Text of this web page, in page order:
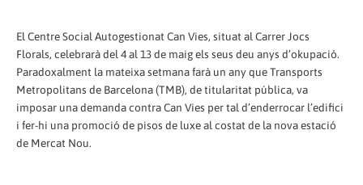
El Centre Social Autogestionat Can Vies, situat al Carrer Jocs
Florals, celebrarà del 4 al 13 de maig els seus deu anys d’okupació.
Paradoxalment la mateixa setmana farà un any que Transports
Metropolitans de Barcelona (TMB), de titularitat pública, va
imposar una demanda contra Can Vies per tal d’enderrocar l’edifici
i fer-hi una promoció de pisos de luxe al costat de la nova estació
de Mercat Nou.